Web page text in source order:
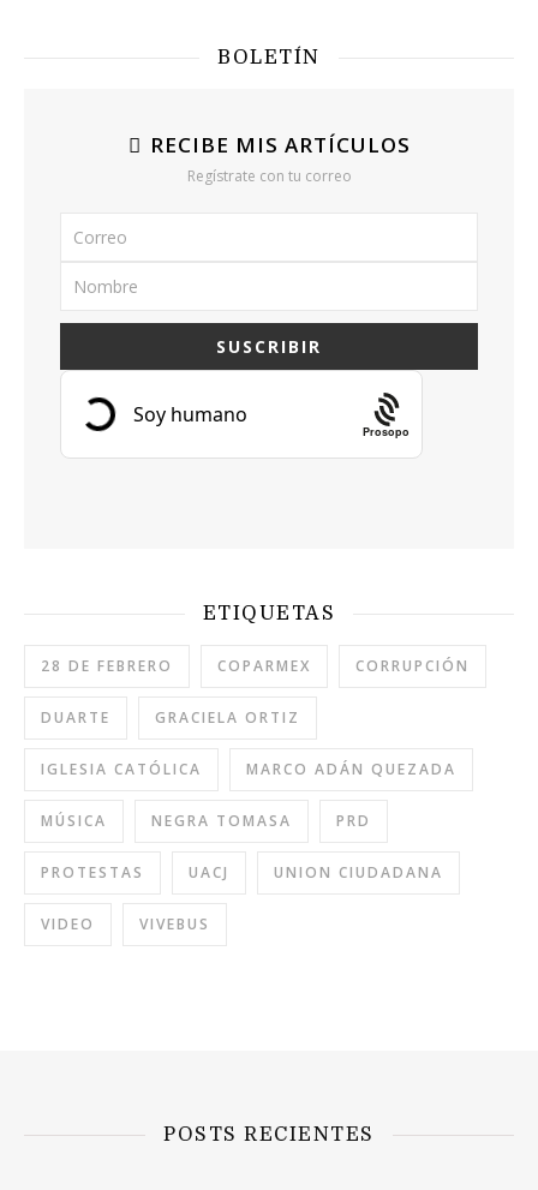
BOLETÍN
RECIBE MIS ARTÍCULOS
Regístrate con tu correo
Prosopo
ETIQUETAS
28 DE FEBRERO COPARMEX CORRUPCIÓN
DUARTE GRACIELA ORTIZ
IGLESIA CATÓLICA MARCO ADÁN QUEZADA
MÚSICA NEGRA TOMASA PRD
PROTESTAS UACJ UNION CIUDADANA
VIDEO VIVEBUS
POSTS RECIENTES